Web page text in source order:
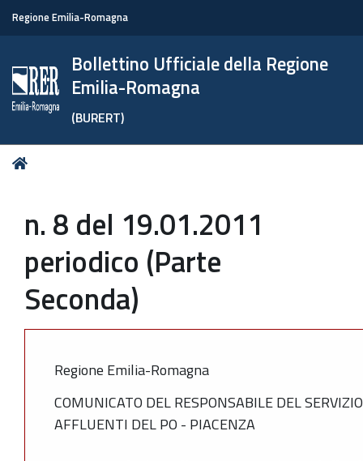
Regione Emilia-Romagna
Bollettino Ufficiale della Regione
Emilia-Romagna
(BURERT)
Tu
n. 8 del 19.01.2011
periodico (Parte
Seconda)
Regione Emilia-Romagna
COMUNICATO DEL RESPONSABILE DEL
AFFLUENTI DEL PO - PIACENZA